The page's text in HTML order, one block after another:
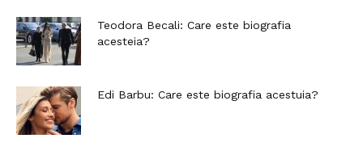
Teodora Becali: Care este biografia
acesteia?
Edi Barbu: Care este biografia acestuia?